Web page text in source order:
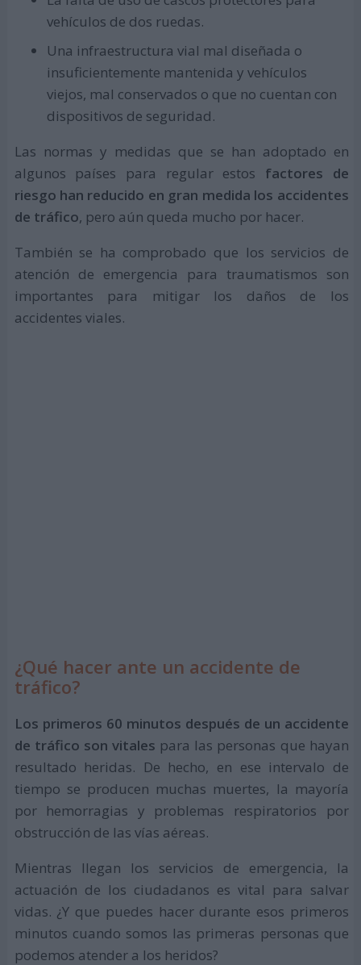
vehículos de dos ruedas.
Una infraestructura vial mal diseñada o
insuficientemente mantenida y vehículos
viejos, mal conservados o que no cuentan con
dispositivos de seguridad.
Las normas y medidas que se han adoptado en
algunos países para regular estos factores de
riesgo han reducido en gran medida los accidentes
de tráfico, pero aún queda mucho por hacer.
También se ha comprobado que los servicios de
atención de emergencia para traumatismos son
importantes para mitigar los daños de los
accidentes viales.
¿Qué hacer ante un accidente de
tráfico?
Los primeros 60 minutos después de un accidente
de tráfico son vitales para las personas que hayan
resultado heridas. De hecho, en ese intervalo de
tiempo se producen muchas muertes, la mayoría
por hemorragias y problemas respiratorios por
obstrucción de las vías aéreas.
Mientras llegan los servicios de emergencia, la
actuación de los ciudadanos es vital para salvar
vidas. ¿Y que puedes hacer durante esos primeros
minutos cuando somos las primeras personas que
podemos atender a los heridos?